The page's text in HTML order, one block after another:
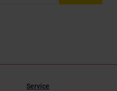
Service